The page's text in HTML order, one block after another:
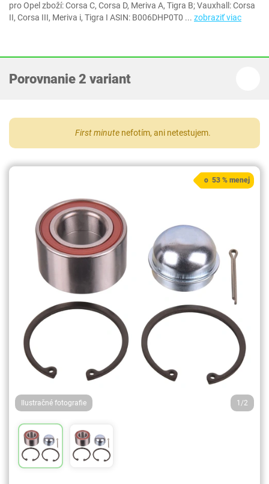
pro Opel zboží: Corsa C, Corsa D, Meriva A, Tigra B; Vauxhall: Corsa
II, Corsa III, Meriva i, Tigra I ASIN: B006DHP0T0 ... zobraziť viac
Porovnanie 2 variant
First minute nefotím, ani netestujem.
Ilustračné fotografie 1/2
o 53 % menej